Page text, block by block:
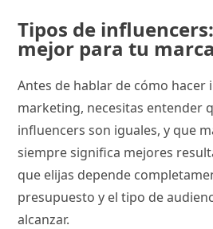
Tipos de
mejor para tu
Antes de hablar de cómo hacer
marketing, necesitas entender
influencers son iguales, y que
siempre significa mejores
que elijas depende
presupuesto y el tipo de
alcanzar.